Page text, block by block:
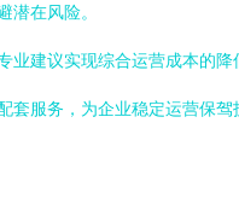
潜在风险。
建议实现综合运营成本的降
套服务，为企业稳定运营保驾